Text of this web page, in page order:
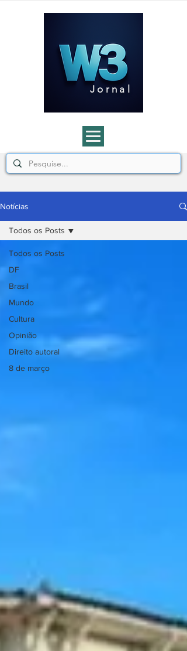
J o r n a l
Notícias
Todos os Posts
DF
Brasil
Mundo
Cultura
Opinião
Direito autoral
8 de março
Todos os Posts